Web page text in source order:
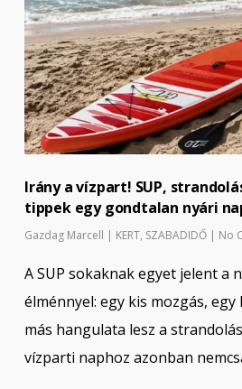
Irány a vízpart! SUP,
tippek egy gondtalan nyári
Gazdag Marcell | KERT, SZABADIDŐ | No
A SUP sokaknak egyet jelent a
élménnyel: egy kis mozgás,
más hangulata lesz a
vízparti naphoz azonban